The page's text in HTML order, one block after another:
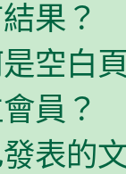
果？
空白
員？
表的